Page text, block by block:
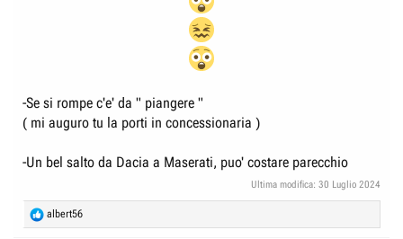
-Se si rompe c'e' da " piangere "
( mi auguro tu la porti in concessionaria )
-Un bel salto da Dacia a Maserati, puo' costare parecchio
Ultima modifica: 30 Luglio 2024
R
e
albert56